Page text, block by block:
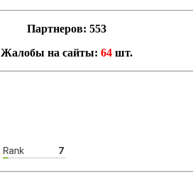
Партнеров: 553
Жалобы на сайты: 64 шт.